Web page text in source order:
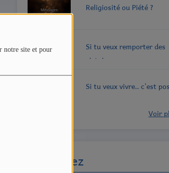
notre site et pour
Religiosité ou Piété ?
Si tu veux remporter des
victoires..
Si tu veux vivre.. c’est
Voir
Participez